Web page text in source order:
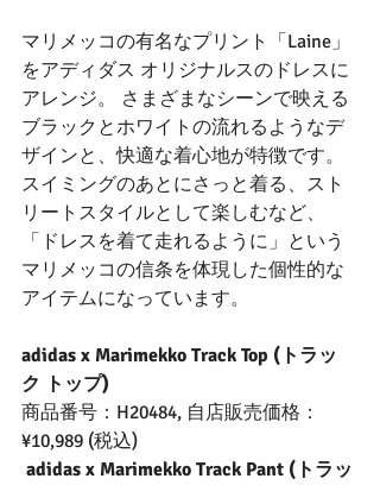
マリメッコの有名なプリント「Laine」
をアディダス オリジナルスのドレスに
アレンジ。 さまざまなシーンで映える
ブラックとホワイトの流れるようなデ
ザインと、快適な着心地が特徴です。
スイミングのあとにさっと着る、スト
リートスタイルとして楽しむなど、
「ドレスを着て走れるように」という
マリメッコの信条を体現した個性的な
アイテムになっています。
adidas x Marimekko Track Top (トラッ
ク トップ)
商品番号：H20484, 自店販売価格：
¥10,989 (税込)